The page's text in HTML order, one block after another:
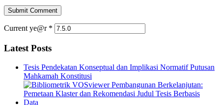
Current ye@r *
Latest Posts
Tesis Pendekatan Konseptual dan Implikasi Normatif Putusan
Mahkamah Konstitusi